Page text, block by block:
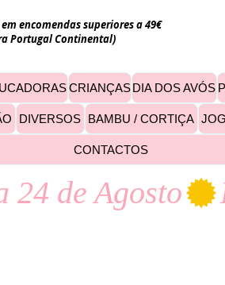
encomendas superiores a 49€
Portugal Continental)
CRIANÇASDIA DOS AVÓS
DIVERSOS BAMBU / CORTIÇA
CONTACTOS
24 de Agosto